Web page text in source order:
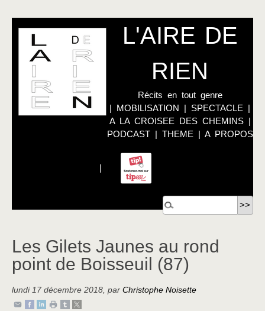
L'AIRE DE
RIEN
Récits en tout genre
| MOBILISATION | SPECTACLE |
A LA CROISEE DES CHEMINS|
PODCAST| THEME | A PROPOS
|
Les Gilets Jaunes au rond
point de Boisseuil (87)
lundi 17 décembre 2018, par Christophe Noisette